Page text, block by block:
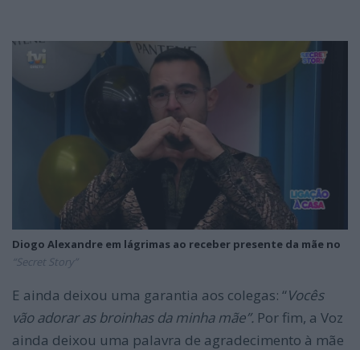
Diogo Alexandre em lágrimas ao receber presente da mãe no
“Secret Story”
E ainda deixou uma garantia aos colegas: “Vocês
vão adorar as broinhas da minha mãe”. Por fim, a Voz
ainda deixou uma palavra de agradecimento à mãe